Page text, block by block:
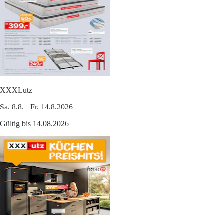
XXXLutz
Sa. 8.8. - Fr. 14.8.2026
Gültig bis 14.08.2026